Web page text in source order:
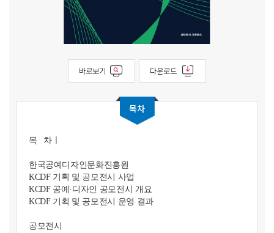
바로보기 다운로드
목차
목 차ㅣ
한국공예디자인문화진흥원
KCDF 기획 및 공모전시 사업
KCDF 공예·디자인 공모전시 개요
KCDF 기획 및 공모전시 운영 결과
공모전시